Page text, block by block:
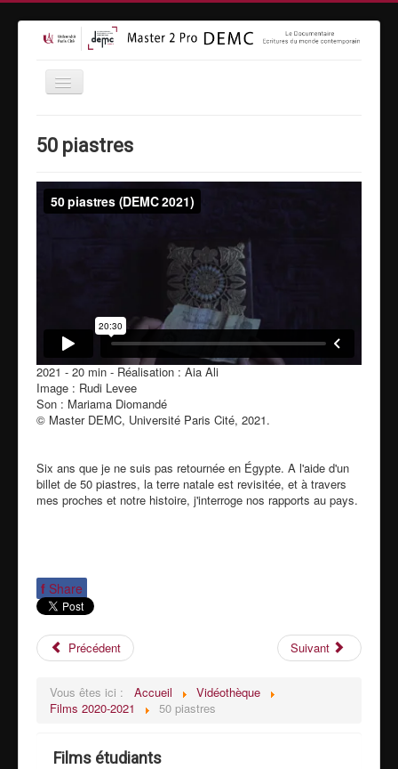
Formation
Inscriptions
Equipe
Moyens techniques
Espace entreprises
Contact
50 piastres
2021 - 20 min - Réalisation : Aia Ali
Image : Rudi Levee
Son : Mariama Diomandé
© Master DEMC, Université Paris Cité, 2021.
Six ans que je ne suis pas retournée en Égypte. A l'aide d'un
billet de 50 piastres, la terre natale est revisitée, et à travers
mes proches et notre histoire, j'interroge nos rapports au pays.
f Share
Précédent Suivant
Vous êtes ici : Accueil
Vidéothèque
Films 2020-2021
50 piastres
Films étudiants